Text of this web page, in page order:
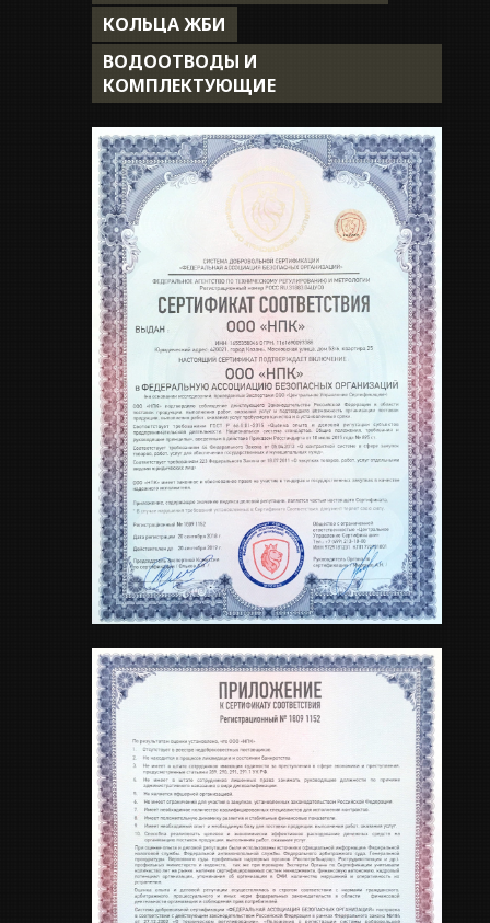
Контакты
Доставка
Укладка
КОЛЬЦА ЖБИ
ВОДООТВОДЫ И
КОМПЛЕКТУЮЩИЕ